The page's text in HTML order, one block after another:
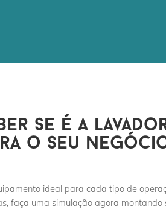
se é a
o seu
ideal para cada tipo de
faça uma simulação agora montando